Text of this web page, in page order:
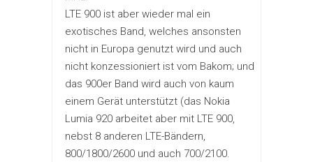
LTE 900 ist aber wieder mal ein
exotisches Band, welches ansonsten
nicht in Europa genutzt wird und auch
nicht konzessioniert ist vom Bakom; und
das 900er Band wird auch von kaum
einem Gerät unterstützt (das Nokia
Lumia 920 arbeitet aber mit LTE 900,
nebst 8 anderen LTE-Bändern,
800/1800/2600 und auch 700/2100.